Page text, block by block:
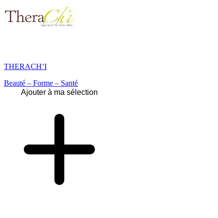
THERACH’I
Beauté – Forme – Santé
Ajouter à ma sélection